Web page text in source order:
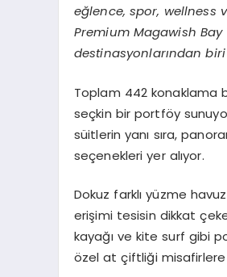
eğlence, spor, wellness
Premium Magawish
destinasyonlarından
Toplam 442 konaklama
seçkin bir portföy
süitlerin yanı sıra,
seçenekleri yer alıyor.
Dokuz farklı yüzme
erişimi tesisin dikkat
kayağı ve kite surf gibi
özel at çiftliği misafirlere